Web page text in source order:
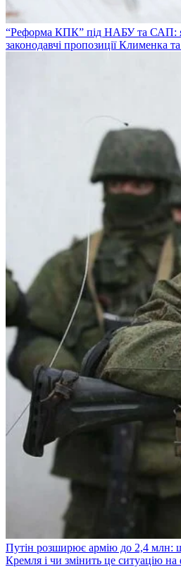
“Реформа КПК” під НАБУ та САП:
законодавчі пропозиції Клименка
Путін розширює армію до 2,4 млн:
Кремля і чи змінить це ситуацію на